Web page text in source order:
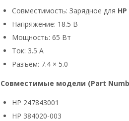
Совместимость: Зарядное для
Напряжение: 18.5 В
Мощность: 65 Вт
Ток: 3.5 А
Разъем: 7.4 × 5.0
Совместимые модели (Part
HP 247843001
HP 384020-003